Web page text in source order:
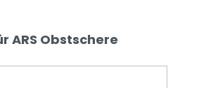
ARS Obstschere